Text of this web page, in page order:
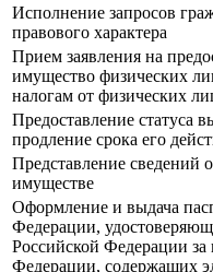
Исполнение запросов
правового характера
Прием заявления на
имущество физических
налогам от физических
Предоставление статуса
продление срока его
Представление сведений
имуществе
Оформление и выдача
Федерации,
Российской Федерации за
Федерации, содержащих